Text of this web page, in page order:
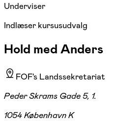
Underviser
Indlæser kursusudvalg
Hold med Anders
FOF's Landssekretariat
Peder Skrams Gade 5, 1.
1054 København K